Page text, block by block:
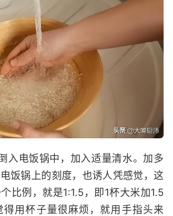
入电饭锅中，加入适量清水。加多
饭锅上的刻度，也诱人凭感觉，这
比例，就是1:1.5，即1杯大米加1.5
用杯子量很麻烦，就用手指头来